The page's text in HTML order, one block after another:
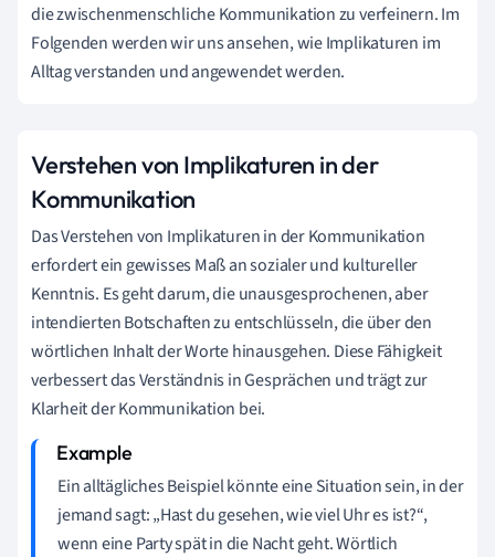
die zwischenmenschliche Kommunikation zu verfeinern. Im
Folgenden werden wir uns ansehen, wie Implikaturen im
Alltag verstanden und angewendet werden.
Verstehen von Implikaturen in der
Kommunikation
Das Verstehen von Implikaturen in der Kommunikation
erfordert ein gewisses Maß an sozialer und kultureller
Kenntnis. Es geht darum, die unausgesprochenen, aber
intendierten Botschaften zu entschlüsseln, die über den
wörtlichen Inhalt der Worte hinausgehen. Diese Fähigkeit
verbessert das Verständnis in Gesprächen und trägt zur
Klarheit der Kommunikation bei.
Ein alltägliches Beispiel könnte eine Situation sein, in der
jemand sagt: „Hast du gesehen, wie viel Uhr es ist?“,
wenn eine Party spät in die Nacht geht. Wörtlich